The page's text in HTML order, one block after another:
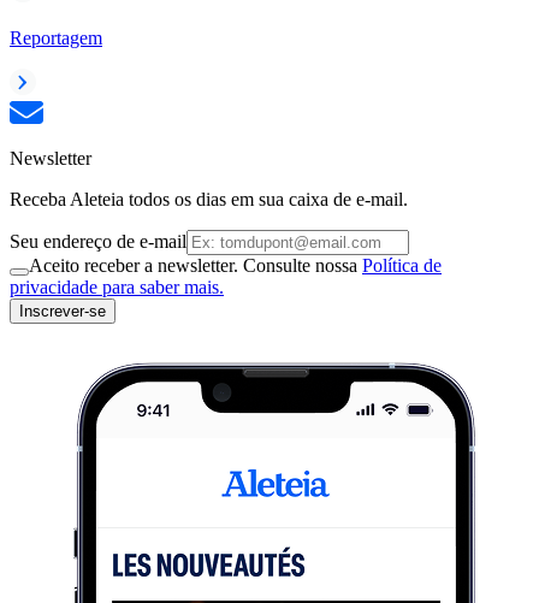
Reportagem
Newsletter
Receba Aleteia todos os dias em sua caixa de e-mail.
Seu endereço de e-mail
Aceito receber a newsletter. Consulte nossa Política de
privacidade para saber mais.
Inscrever-se